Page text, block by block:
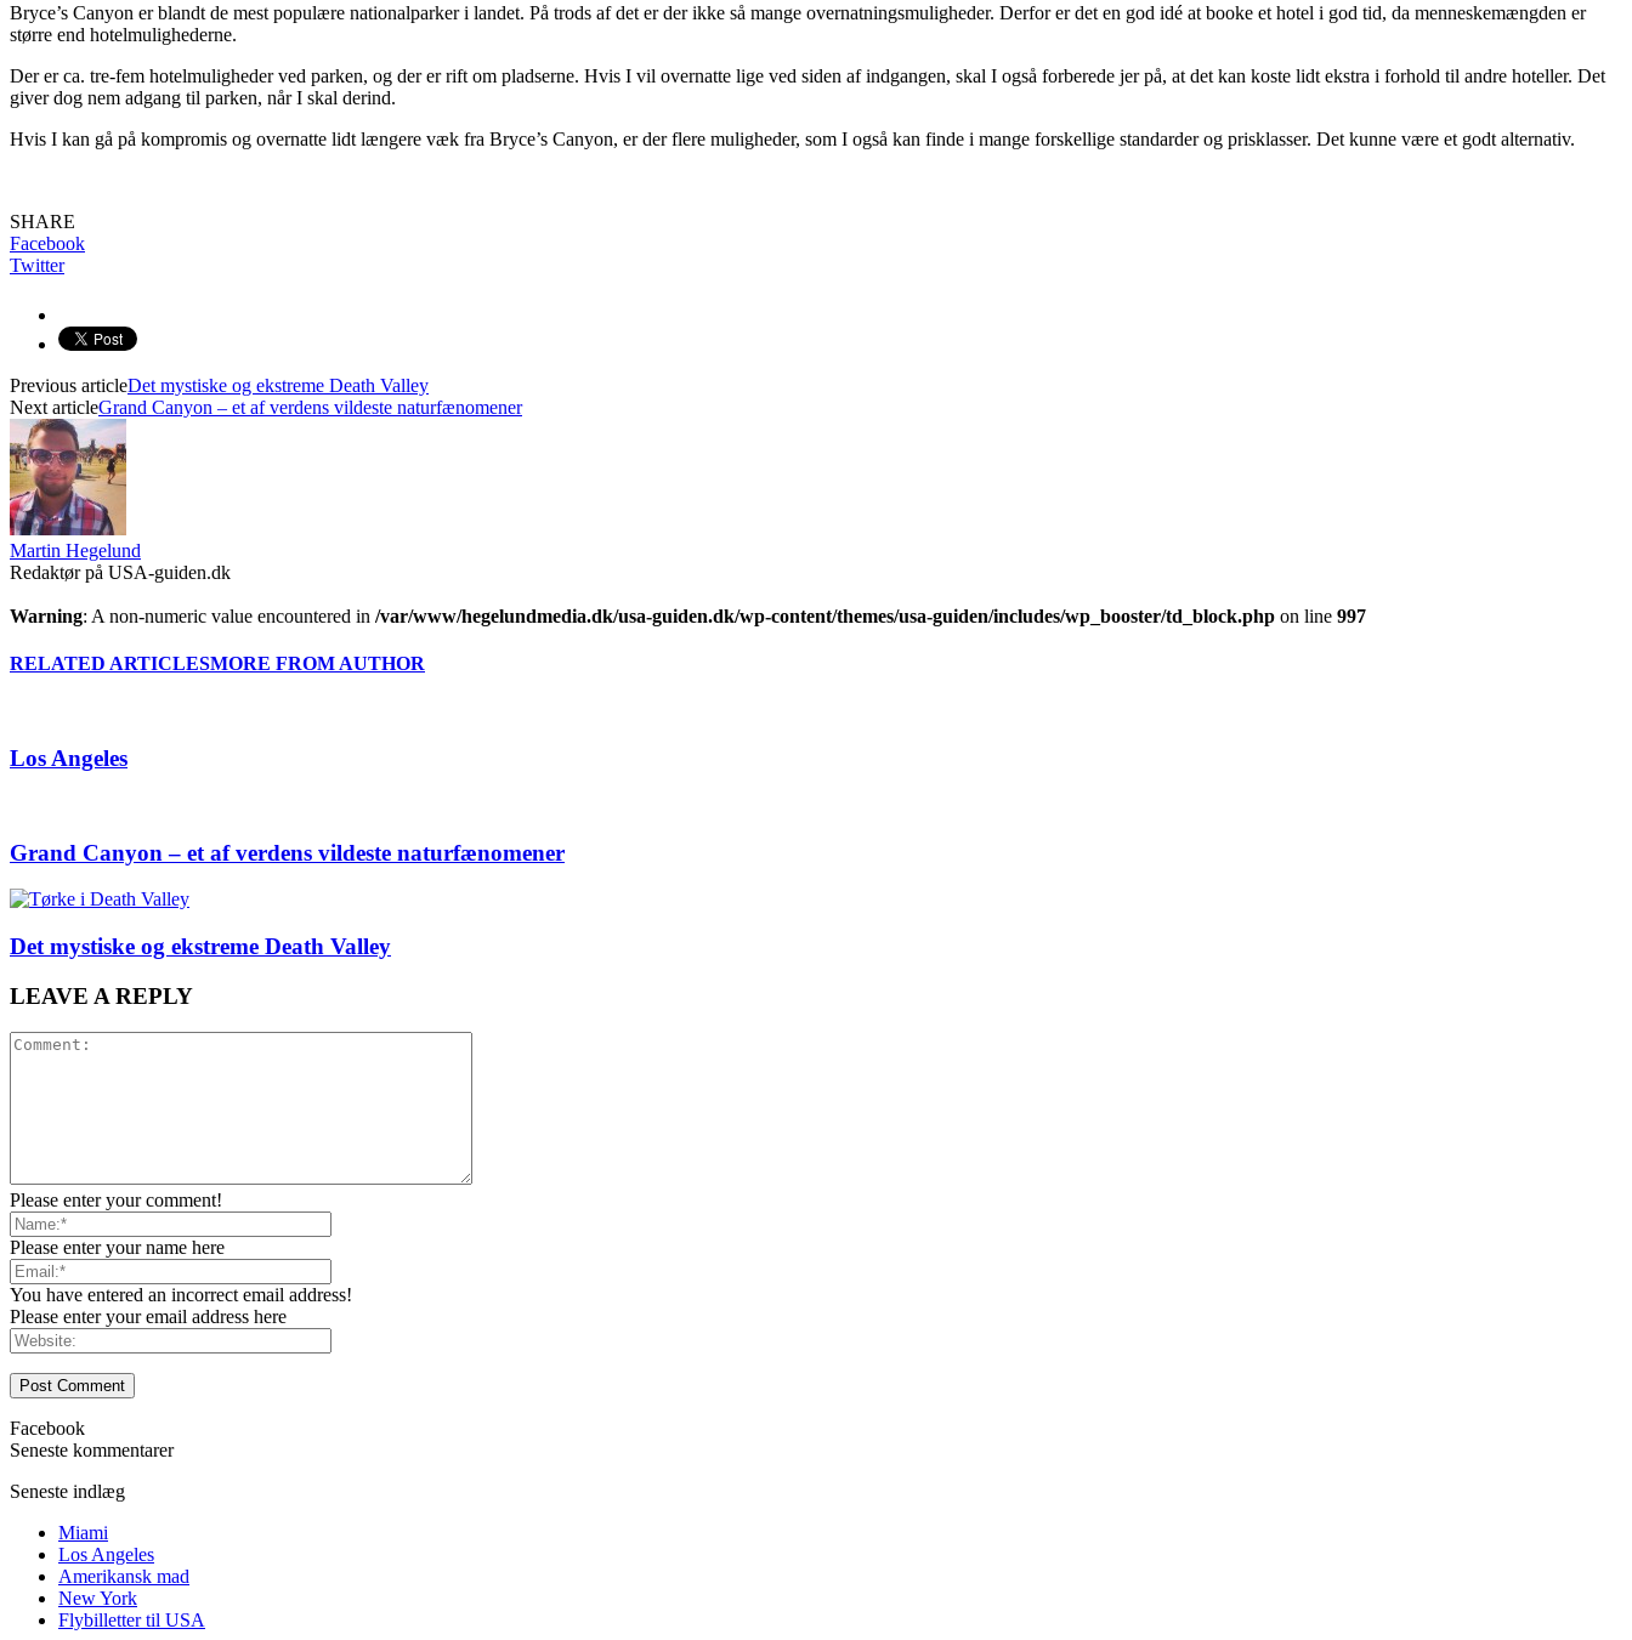
Bryce’s Canyon er blandt de mest populære nationalparker i landet. På trods af det er der ikke så mange overnatningsmuligheder. Derfor er det en god idé at booke et hotel i god tid, da menneskemængden er
større end hotelmulighederne.
Der er ca. tre-fem hotelmuligheder ved parken, og der er rift om pladserne. Hvis I vil overnatte lige ved siden af indgangen, skal I også forberede jer på, at det kan koste lidt ekstra i forhold til andre hoteller. Det
giver dog nem adgang til parken, når I skal derind.
Hvis I kan gå på kompromis og overnatte lidt længere væk fra Bryce’s Canyon, er der flere muligheder, som I også kan finde i mange forskellige standarder og prisklasser. Det kunne være et godt alternativ.
SHARE
Facebook
Twitter
Previous articleDet mystiske og ekstreme Death Valley
Next articleGrand Canyon – et af verdens vildeste naturfænomener
Martin Hegelund
Redaktør på USA-guiden.dk
Warning: A non-numeric value encountered in /var/www/hegelundmedia.dk/usa-guiden.dk/wp-content/themes/usa-guiden/includes/wp_booster/td_block.php on line 997
RELATED ARTICLESMORE FROM AUTHOR
Los Angeles
Grand Canyon – et af verdens vildeste naturfænomener
Det mystiske og ekstreme Death Valley
LEAVE A REPLY
Please enter your comment!
Please enter your name here
You have entered an incorrect email address!
Please enter your email address here
Facebook
Seneste kommentarer
Seneste indlæg
Miami
Los Angeles
Amerikansk mad
New York
Flybilletter til USA